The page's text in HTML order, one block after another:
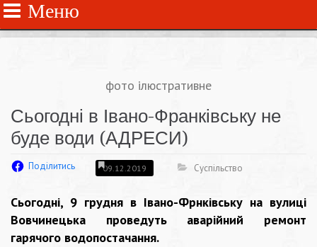
Меню
фото ілюстративне
Сьогодні в Івано-Франківську не
буде води (АДРЕСИ)
Поділитись 09.12.2019 Суспільство
Сьогодні, 9 грудня в Івано-Фрнківську на вулиці
Вовчинецька проведуть аварійний ремонт
гарячого водопостачання.